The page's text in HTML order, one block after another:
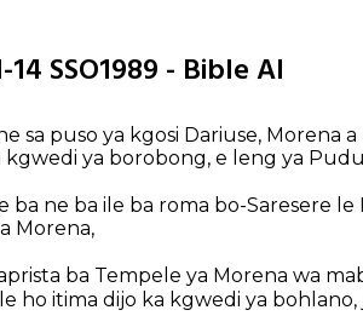
SSO1989 - Bible AI
sa puso ya kgosi Dariuse, Morena
kgwedi ya borobong, e leng ya
ba ne ba ile ba roma bo-Saresere
Morena,
ba Tempele ya Morena wa
ho itima dijo ka kgwedi ya